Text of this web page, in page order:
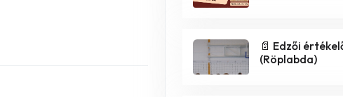
📄 Edzői
(Röplabda)